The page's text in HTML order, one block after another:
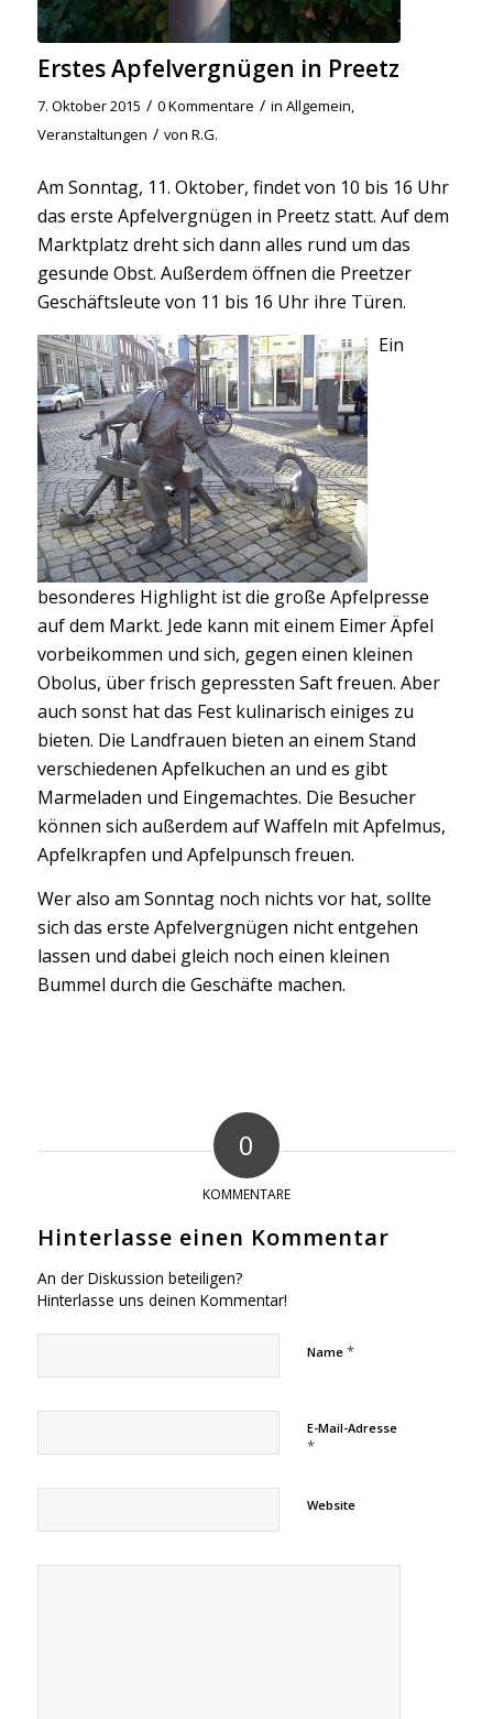
Erstes Apfelvergnügen in Preetz
7. Oktober 2015 / 0 Kommentare / in Allgemein,
Veranstaltungen / von R.G.
Am Sonntag, 11. Oktober, findet von 10 bis 16 Uhr
das erste Apfelvergnügen in Preetz statt. Auf dem
Marktplatz dreht sich dann alles rund um das
gesunde Obst. Außerdem öffnen die Preetzer
Geschäftsleute von 11 bis 16 Uhr ihre Türen.
Ein
besonderes Highlight ist die große Apfelpresse
auf dem Markt. Jede kann mit einem Eimer Äpfel
vorbeikommen und sich, gegen einen kleinen
Obolus, über frisch gepressten Saft freuen. Aber
auch sonst hat das Fest kulinarisch einiges zu
bieten. Die Landfrauen bieten an einem Stand
verschiedenen Apfelkuchen an und es gibt
Marmeladen und Eingemachtes. Die Besucher
können sich außerdem auf Waffeln mit Apfelmus,
Apfelkrapfen und Apfelpunsch freuen.
Wer also am Sonntag noch nichts vor hat, sollte
sich das erste Apfelvergnügen nicht entgehen
lassen und dabei gleich noch einen kleinen
Bummel durch die Geschäfte machen.
0
KOMMENTARE
Hinterlasse einen Kommentar
An der Diskussion beteiligen?
Hinterlasse uns deinen Kommentar!
Name *
E-Mail-Adresse
*
Website